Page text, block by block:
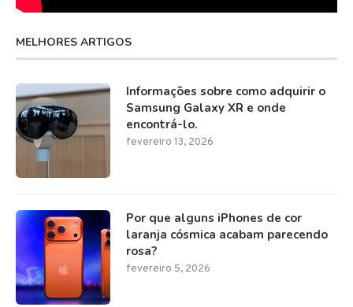
MELHORES ARTIGOS
Informações sobre como adquirir o
Samsung Galaxy XR e onde
encontrá-lo.
fevereiro 13, 2026
Por que alguns iPhones de cor
laranja cósmica acabam parecendo
rosa?
fevereiro 5, 2026